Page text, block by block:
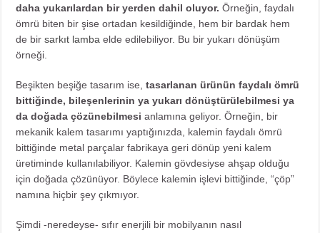
daha yukarılardan bir yerden dahil oluyor. Örneğin, faydalı
ömrü biten bir şise ortadan kesildiğinde, hem bir bardak hem
de birsarkıt lamba elde edilebiliyor. Bu bir yukarı dönüşüm
örneği.
Beşikten beşiğe tasarım ise,tasarlanan ürünün faydalı ömrü
bittiğinde, bileşenlerinin ya yukarı dönüştürülebilmesi ya
da doğada çözünebilmesi anlamına geliyor. Örneğin, bir
mekanik kalem tasarımı yaptığınızda, kalemin faydalı ömrü
bittiğinde metal parçalar fabrikaya geri dönüp yeni kalem
üretiminde kullanılabiliyor. Kalemin gövdesiyse ahşap olduğu
için doğada çözünüyor. Böylece kalemin işlevi bittiğinde, “çöp”
namına hiçbir şey çıkmıyor.
Şimdi -neredeyse- sıfır enerjili bir mobilyanın nasıl